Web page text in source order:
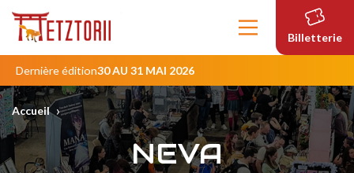
Contenu
principal
Billetterie
Dernière édition30 AU 31 MAI 2026
Accueil ›
NEVA